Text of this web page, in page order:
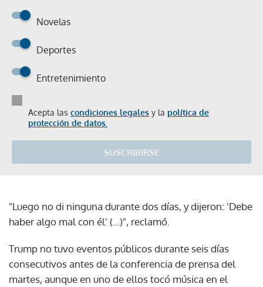
Novelas
Deportes
Entretenimiento
Acepta las condiciones legales y la política de
protección de datos.
SUSCRIBIRSE
"Luego no di ninguna durante dos días, y dijeron: 'Debe
haber algo mal con él' (...)", reclamó.
Trump no tuvo eventos públicos durante seis días
consecutivos antes de la conferencia de prensa del
martes, aunque en uno de ellos tocó música en el